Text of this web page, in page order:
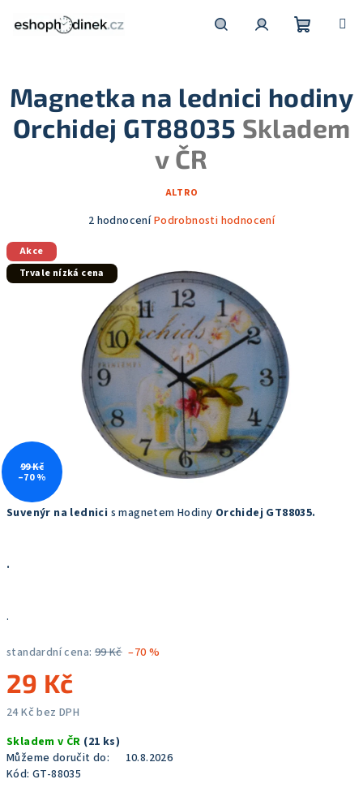
košík
Suvenýr na lednici s magnetem Hodiny Orchidej GT88035.
.
.
standardní cena: 99 Kč –70 %
29 Kč
24 Kč bez DPH
cena:
Skladem v ČR (21 ks)
Můžeme doručit do:
10.8.2026
Kód: GT-88035
Magnetka na lednici hodiny
Orchidej GT88035 Skladem
v ČR
ALTRO
Průměrné
je
5,0
hvězdiček.
2 hodnoceníPodrobnosti hodnocení
Akce
Trvale nízká cena
99 Kč
–70 %